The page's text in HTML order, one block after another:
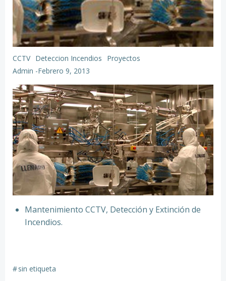
CCTV Deteccion Incendios
Proyectos
Admin -Febrero 9, 2013
Mantenimiento CCTV, Detección y Extinción de
Incendios.
#sin etiqueta